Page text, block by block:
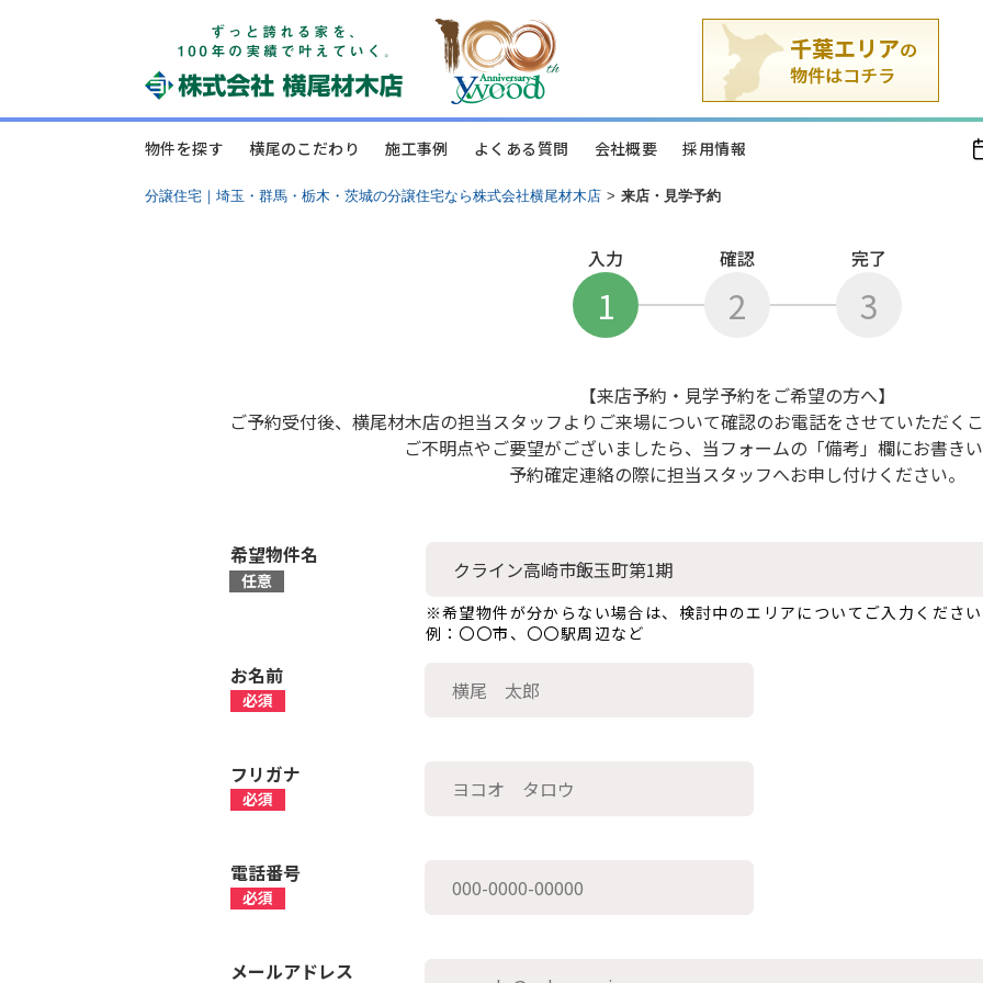
物件を探す 横尾のこだわり 施工事例 よくある質問 会社概要 採用情報
分譲住宅｜埼玉・群馬・栃木・茨城の分譲住宅なら株式会社横尾材木店 > 来店・見学予約
1
入力
2
確認
3
完了
【来店予約・見学予約をご希望の方へ】
ご予約受付後、横尾材木店の担当スタッフよりご来場について確認のお電話をさせていただく
ご不明点やご要望がございましたら、当フォームの「備考」欄にお書き
予約確定連絡の際に担当スタッフへお申し付けください。
希望物件名
※希望物件が分からない場合は、検討中のエリアについてご入力くださ
例：〇〇市、〇〇駅周辺など
お名前
フリガナ
電話番号
メールアドレス